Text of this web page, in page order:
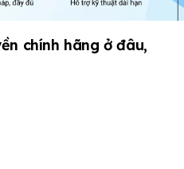
chính hãng ở đâu,